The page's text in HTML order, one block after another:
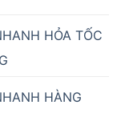
HỎA TỐC
HÀNG